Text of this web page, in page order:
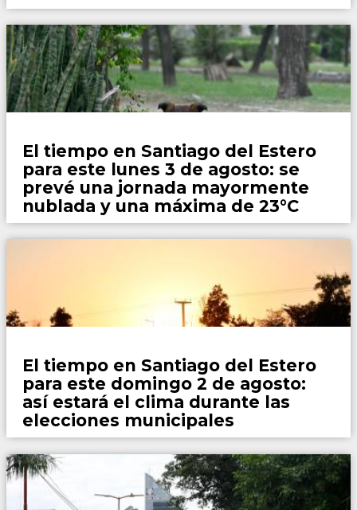
El tiempo en Santiago del Estero
para este lunes 3 de agosto: se
prevé una jornada mayormente
nublada y una máxima de 23°C
El tiempo en Santiago del Estero
para este domingo 2 de agosto:
así estará el clima durante las
elecciones municipales